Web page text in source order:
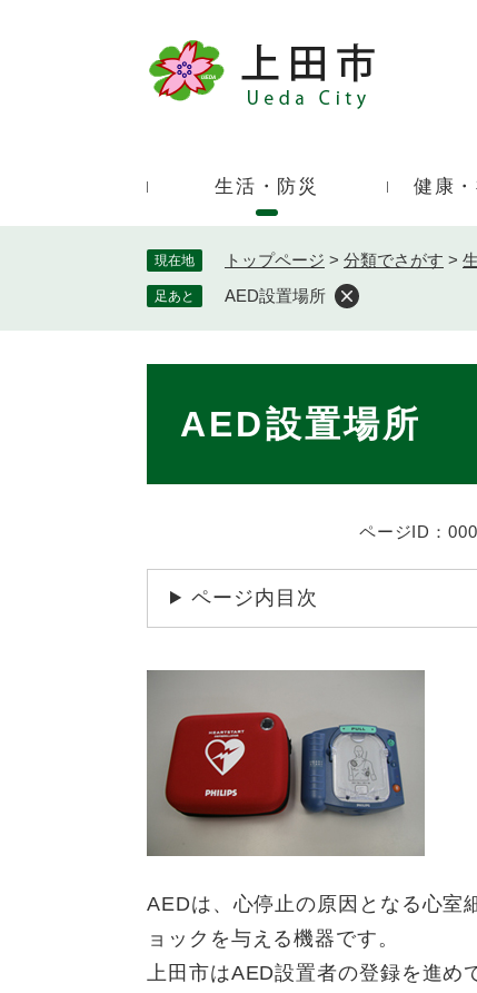
。
ド
生活・防災 健康
現在地 トップページ > 分類でさがす >
足あと AED設置場所
AED設置場所
ページID：
ページ内目次
AEDは、心停止の原因となる心室
ョックを与える機器です。
上田市はAED設置者の登録を進め